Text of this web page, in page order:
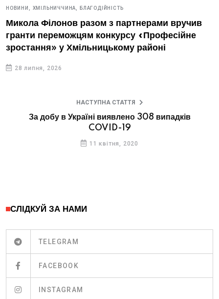
НОВИНИ, ХМІЛЬНИЧЧИНА, БЛАГОДІЙНІСТЬ
Микола Філонов разом з партнерами вручив
гранти переможцям конкурсу «Професійне
зростання» у Хмільницькому районі
28 липня, 2026
НАСТУПНА СТАТТЯ
За добу в Україні виявлено 308 випадків
COVID-19
11 квітня, 2020
СЛІДКУЙ ЗА НАМИ
TELEGRAM
FACEBOOK
INSTAGRAM